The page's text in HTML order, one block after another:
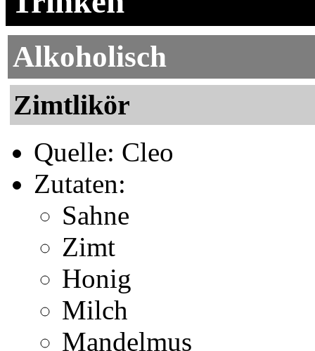
Alkoholisch
Zimtlikör
Quelle: Cleo
Zutaten:
Sahne
Zimt
Honig
Milch
Mandelmus